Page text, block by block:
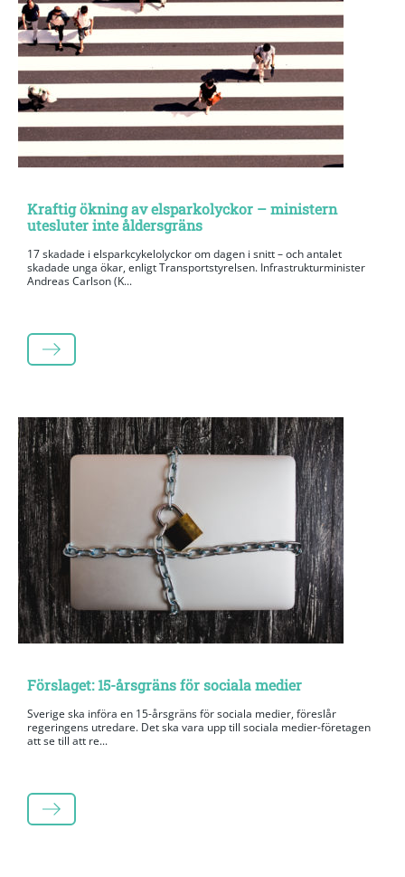
Kraftig ökning av elsparkolyckor – ministern
utesluter inte åldersgräns
17 skadade i elsparkcykelolyckor om dagen i snitt – och antalet
skadade unga ökar, enligt Transportstyrelsen. Infrastrukturminister
Andreas Carlson (K...
LÄS MER
Förslaget: 15-årsgräns för sociala medier
Sverige ska införa en 15-årsgräns för sociala medier, föreslår
regeringens utredare. Det ska vara upp till sociala medier-företagen
att se till att re...
LÄS MER